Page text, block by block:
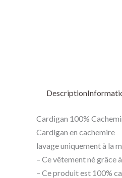
Description
Cardigan 100%
Cardigan en cachemire
lavage uniquement à la
– Ce vêtement né grâce
– Ce produit est 100%